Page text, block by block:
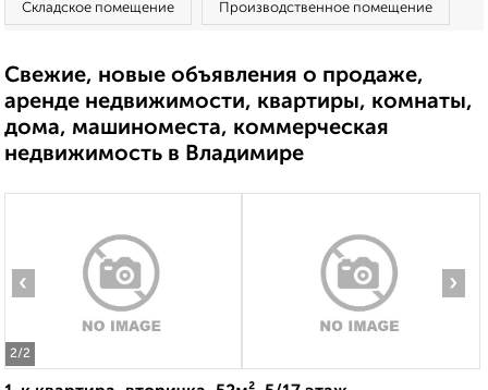
Складское помещение Производственное помещение
Свежие, новые объявления о продаже,
аренде недвижимости, квартиры, комнаты,
дома, машиноместа, коммерческая
недвижимость в Владимире
2/2
‹ ›